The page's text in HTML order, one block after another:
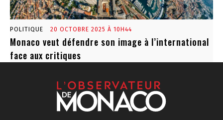
POLITIQUE 20 OCTOBRE 2025 À 10H44
Monaco veut défendre son image à l’international
face aux critiques